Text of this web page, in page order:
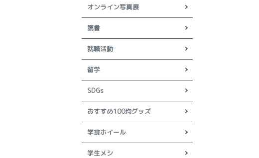
オンライン写真展
読書
就職活動
留学
SDGs
おすすめ100均グッズ
学食ホイール
学生メシ